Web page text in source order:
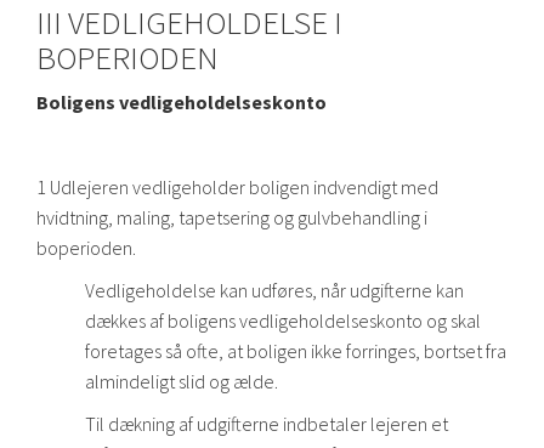
III VEDLIGEHOLDELSE I
BOPERIODEN
Boligens vedligeholdelseskonto
1 Udlejeren vedligeholder boligen indvendigt med
hvidtning, maling, tapetsering og gulvbehandling i
boperioden.
Vedligeholdelse kan udføres, når udgifterne kan
dækkes af boligens vedligeholdelseskonto og skal
foretages så ofte, at boligen ikke forringes, bortset fra
almindeligt slid og ælde.
Til dækning af udgifterne indbetaler lejeren et